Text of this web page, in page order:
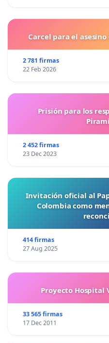
Carcel para el
2 781 firmas
22 Feb 2026
Prisión para los
2 452 firmas
23 Dec 2023
Invitación oficial al
Colombia como
414 firmas
27 Aug 2025
Proyecto Hospital
33 565 firmas
17 Dec 2011